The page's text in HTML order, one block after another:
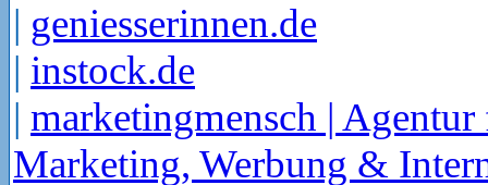
| geniesserinnen.de
| instock.de
| marketingmensch | Agentur
Marketing, Werbung &